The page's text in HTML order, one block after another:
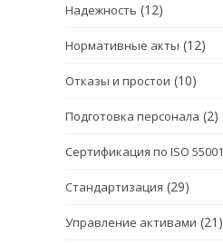
Надежность (12)
Нормативные акты (12)
Отказы и простои (10)
Подготовка персонала (2)
Сертификация по ISO 55001
Стандартизация (29)
Управление активами (21)